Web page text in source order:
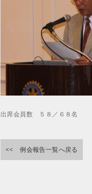
出席会員数 ５８／６８名
<< 例会報告一覧へ戻る